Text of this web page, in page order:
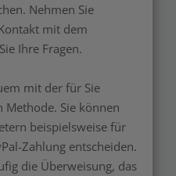
Nehmen Sie
mit dem
Ihre Fragen.
mit der für Sie
Methode. Sie können
beispielsweise für
Zahlung entscheiden.
die Überweisung, das